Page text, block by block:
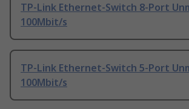
TP-Link Ethernet-Switch 8-Port
100Mbit/s
TP-Link Ethernet-Switch 5-Port
100Mbit/s